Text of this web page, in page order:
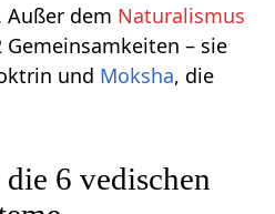
Außer dem Naturalismus
Gemeinsamkeiten – sie
und Moksha, die
6 vedischen